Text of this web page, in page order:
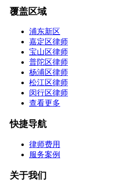
覆盖区域
浦东新区
嘉定区律师
宝山区律师
普陀区律师
杨浦区律师
松江区律师
闵行区律师
查看更多
快捷导航
律师费用
服务案例
关于我们